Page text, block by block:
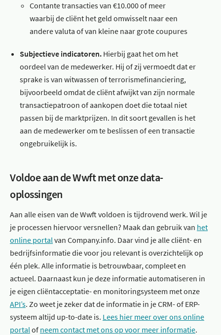
Contante transacties van €10.000 of meer
waarbij de cliënt het geld omwisselt naar een
andere valuta of van kleine naar grote coupures
Subjectieve indicatoren. Hierbij gaat het om het
oordeel van de medewerker. Hij of zij vermoedt dat er
sprake is van witwassen of terrorismefinanciering,
bijvoorbeeld omdat de cliënt afwijkt van zijn normale
transactiepatroon of aankopen doet die totaal niet
passen bij de marktprijzen. In dit soort gevallen is het
aan de medewerker om te beslissen of een transactie
ongebruikelijk is.
Voldoe aan de Wwft met onze data-
oplossingen
Aan alle eisen van de Wwft voldoen is tijdrovend werk. Wil je
je processen hiervoor versnellen? Maak dan gebruik van het
online portalvan Company.info. Daar vind je alle cliënt- en
bedrijfsinformatie die voor jou relevant is overzichtelijk op
één plek. Alle informatie is betrouwbaar, compleet en
actueel. Daarnaast kun je deze informatie automatiseren in
je eigen cliëntacceptatie- en monitoringsysteem met onze
API’s. Zo weet je zeker dat de informatie in je CRM- of ERP-
systeem altijd up-to-date is. Lees hier meer over ons online
portalof neem contact met ons op voor meer informatie.